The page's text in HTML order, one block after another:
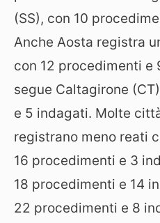
(SS), con 10
Anche Aosta registra
con 12 procedimenti e
segue Caltagirone
e 5 indagati. Molte
registrano meno reati
16 procedimenti e 3
18 procedimenti e 14
22 procedimenti e 8